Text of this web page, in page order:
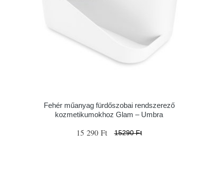
Fehér műanyag fürdőszobai rendszerező
kozmetikumokhoz Glam – Umbra
15 290 Ft 15290 Ft